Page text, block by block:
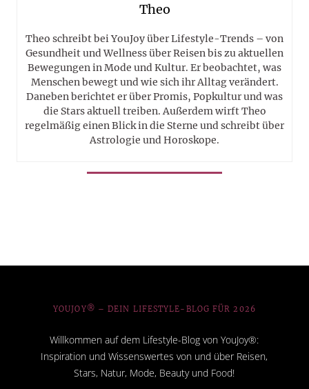
Theo
Theo schreibt bei YouJoy über Lifestyle-Trends – von
Gesundheit und Wellness über Reisen bis zu aktuellen
Bewegungen in Mode und Kultur. Er beobachtet, was
Menschen bewegt und wie sich ihr Alltag verändert.
Daneben berichtet er über Promis, Popkultur und was
die Stars aktuell treiben. Außerdem wirft Theo
regelmäßig einen Blick in die Sterne und schreibt über
Astrologie und Horoskope.
YOUJOY® – DEIN LIFESTYLE-BLOG FÜR 2026
Willkommen auf dem Lifestyle-Blog von YouJoy®:
Inspiration und Wissenswertes von und über Reisen,
Stars, Natur, Mode, Beauty und Food!